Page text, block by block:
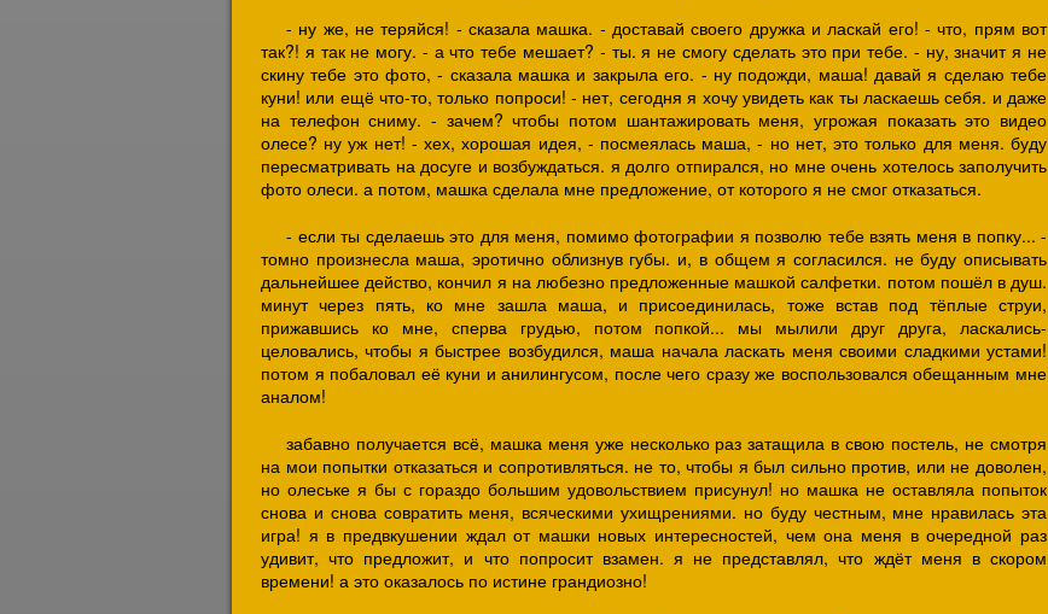
- ну же, не теряйся! - сказала машка. - доставай своего дружка и ласкай его! - что, прям вот
так?! я так не могу. - а что тебе мешает? - ты. я не смогу сделать это при тебе. - ну, значит я не
скину тебе это фото, - сказала машка и закрыла его. - ну подожди, маша! давай я сделаю тебе
куни! или ещё что-то, только попроси! - нет, сегодня я хочу увидеть как ты ласкаешь себя. и даже
на телефон сниму. - зачем? чтобы потом шантажировать меня, угрожая показать это видео
олесе? ну уж нет! - хех, хорошая идея, - посмеялась маша, - но нет, это только для меня. буду
пересматривать на досуге и возбуждаться. я долго отпирался, но мне очень хотелось заполучить
фото олеси. а потом, машка сделала мне предложение, от которого я не смог отказаться.
- если ты сделаешь это для меня, помимо фотографии я позволю тебе взять меня в попку... -
томно произнесла маша, эротично облизнув губы. и, в общем я согласился. не буду описывать
дальнейшее действо, кончил я на любезно предложенные машкой салфетки. потом пошёл в душ.
минут через пять, ко мне зашла маша, и присоединилась, тоже встав под тёплые струи,
прижавшись ко мне, сперва грудью, потом попкой... мы мылили друг друга, ласкались-
целовались, чтобы я быстрее возбудился, маша начала ласкать меня своими сладкими устами!
потом я побаловал её куни и анилингусом, после чего сразу же воспользовался обещанным мне
аналом!
забавно получается всё, машка меня уже несколько раз затащила в свою постель, не смотря
на мои попытки отказаться и сопротивляться. не то, чтобы я был сильно против, или не доволен,
но олеське я бы с гораздо большим удовольствием присунул! но машка не оставляла попыток
снова и снова совратить меня, всяческими ухищрениями. но буду честным, мне нравилась эта
игра! я в предвкушении ждал от машки новых интересностей, чем она меня в очередной раз
удивит, что предложит, и что попросит взамен. я не представлял, что ждёт меня в скором
времени! а это оказалось по истине грандиозно!